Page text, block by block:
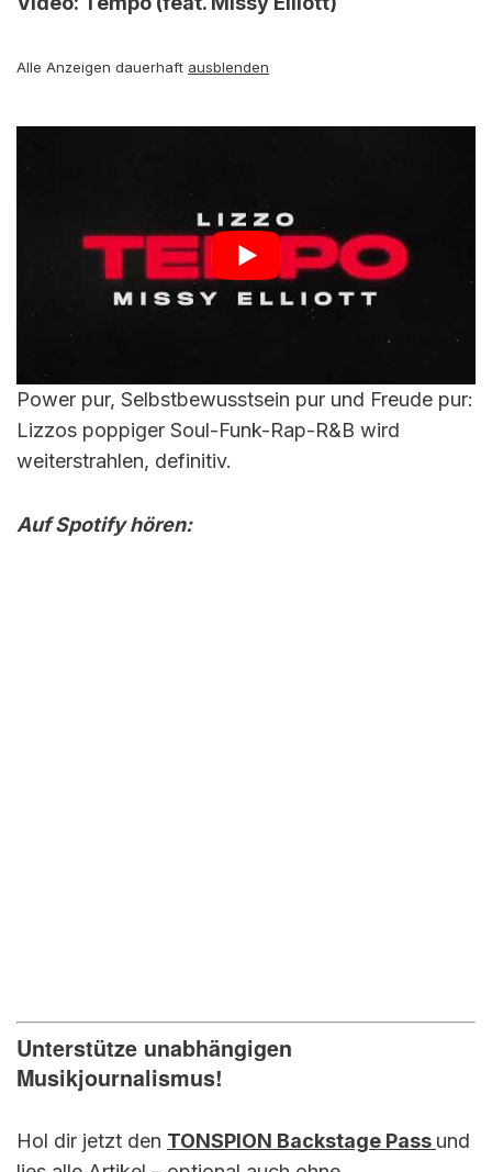
Alle Anzeigen dauerhaft ausblenden
Power pur, Selbstbewusstsein pur und Freude pur:
Lizzos poppiger Soul-Funk-Rap-R&B wird
weiterstrahlen, definitiv.
Auf Spotify hören:
Unterstütze unabhängigen
Musikjournalismus!
Hol dir jetzt den TONSPION Backstage Pass und